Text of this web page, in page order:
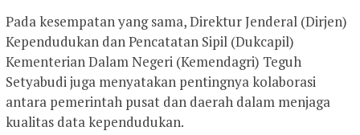
Pada kesempatan yang sama, Direktur Jenderal (Dirjen)
Kependudukan dan Pencatatan Sipil (Dukcapil)
Kementerian Dalam Negeri (Kemendagri) Teguh
Setyabudi juga menyatakan pentingnya kolaborasi
antara pemerintah pusat dan daerah dalam menjaga
kualitas data kependudukan.